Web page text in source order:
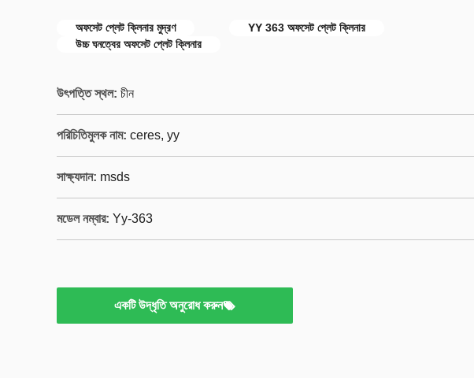
অফসেট প্লেট ক্লিনার মুদ্রণ
YY 363 অফসেট প্লেট ক্লিনার
উচ্চ ঘনত্বের অফসেট প্লেট ক্লিনার
উৎপত্তি স্থল: চীন
পরিচিতিমুলক নাম: ceres, yy
সাক্ষ্যদান: msds
মডেল নম্বার: Yy-363
একটি উদ্ধৃতি অনুরোধ করুন